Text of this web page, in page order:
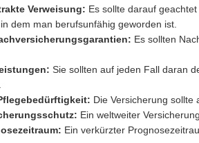
Verweisung: Es sollte darauf
dem man berufsunfähig geworden ist.
Es sollten
Sie sollten auf jeden Fall daran
Die Versicherung sollte
Ein weltweiter
Ein verkürzter